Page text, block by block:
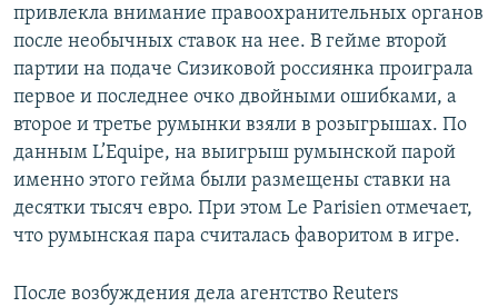
привлекла внимание правоохранительных органов
после необычных ставок на нее. В гейме второй
партии на подаче Сизиковой россиянка проиграла
первое и последнее очко двойными ошибками, а
второе и третье румынки взяли в розыгрышах. По
данным L’Equipe, на выигрыш румынской парой
именно этого гейма были размещены ставки на
десятки тысяч евро. При этом Le Parisien отмечает,
что румынская пара считалась фаворитом в игре.
После возбуждения дела агентство Reuters